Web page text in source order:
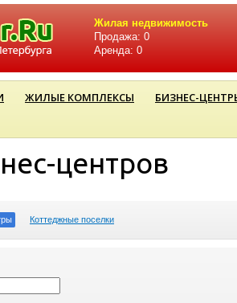
Жилая недвижимость
Продажа: 0
Аренда: 0
ЖИЛЫЕ КОМПЛЕКСЫ БИЗНЕС-
центров
Коттеджные поселки